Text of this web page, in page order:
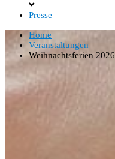
Presse
Home
Veranstaltungen
Weihnachtsferien 2026